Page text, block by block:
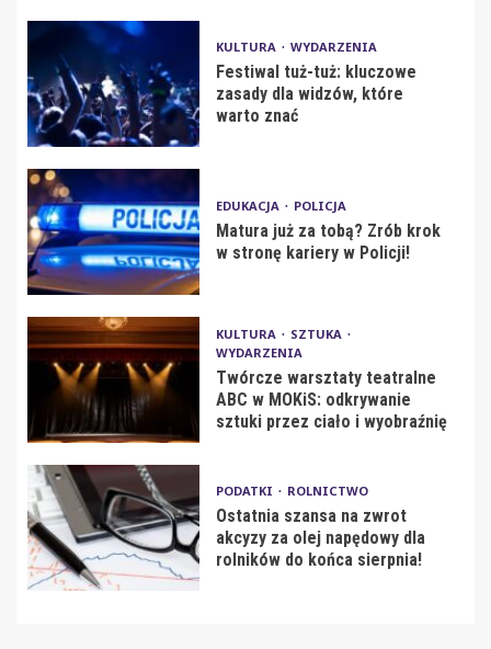
KULTURA WYDARZENIA
Festiwal tuż-tuż: kluczowe
zasady dla widzów, które
warto znać
EDUKACJA POLICJA
Matura już za tobą? Zrób krok
w stronę kariery w Policji!
KULTURA
SZTUKA
WYDARZENIA
Twórcze warsztaty teatralne
ABC w MOKiS: odkrywanie
sztuki przez ciało i wyobraźnię
PODATKI ROLNICTWO
Ostatnia szansa na zwrot
akcyzy za olej napędowy dla
rolników do końca sierpnia!